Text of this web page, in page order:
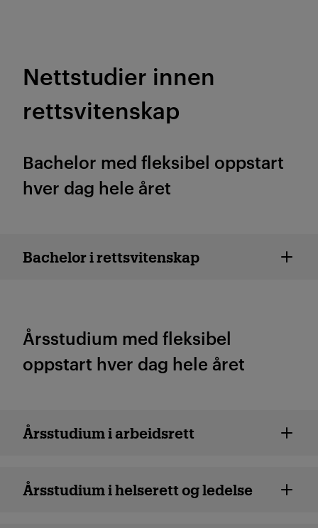
Nettstudier innen
rettsvitenskap
Bachelor med fleksibel oppstart
hver dag hele året
Bachelor i rettsvitenskap
Bachelor i rettsvitenskap
Årsstudium med fleksibel
oppstart hver dag hele året
Rettsvitenskap årsstudium
Årsstudium i arbeidsrett
Årsstudium i helserett og ledelse